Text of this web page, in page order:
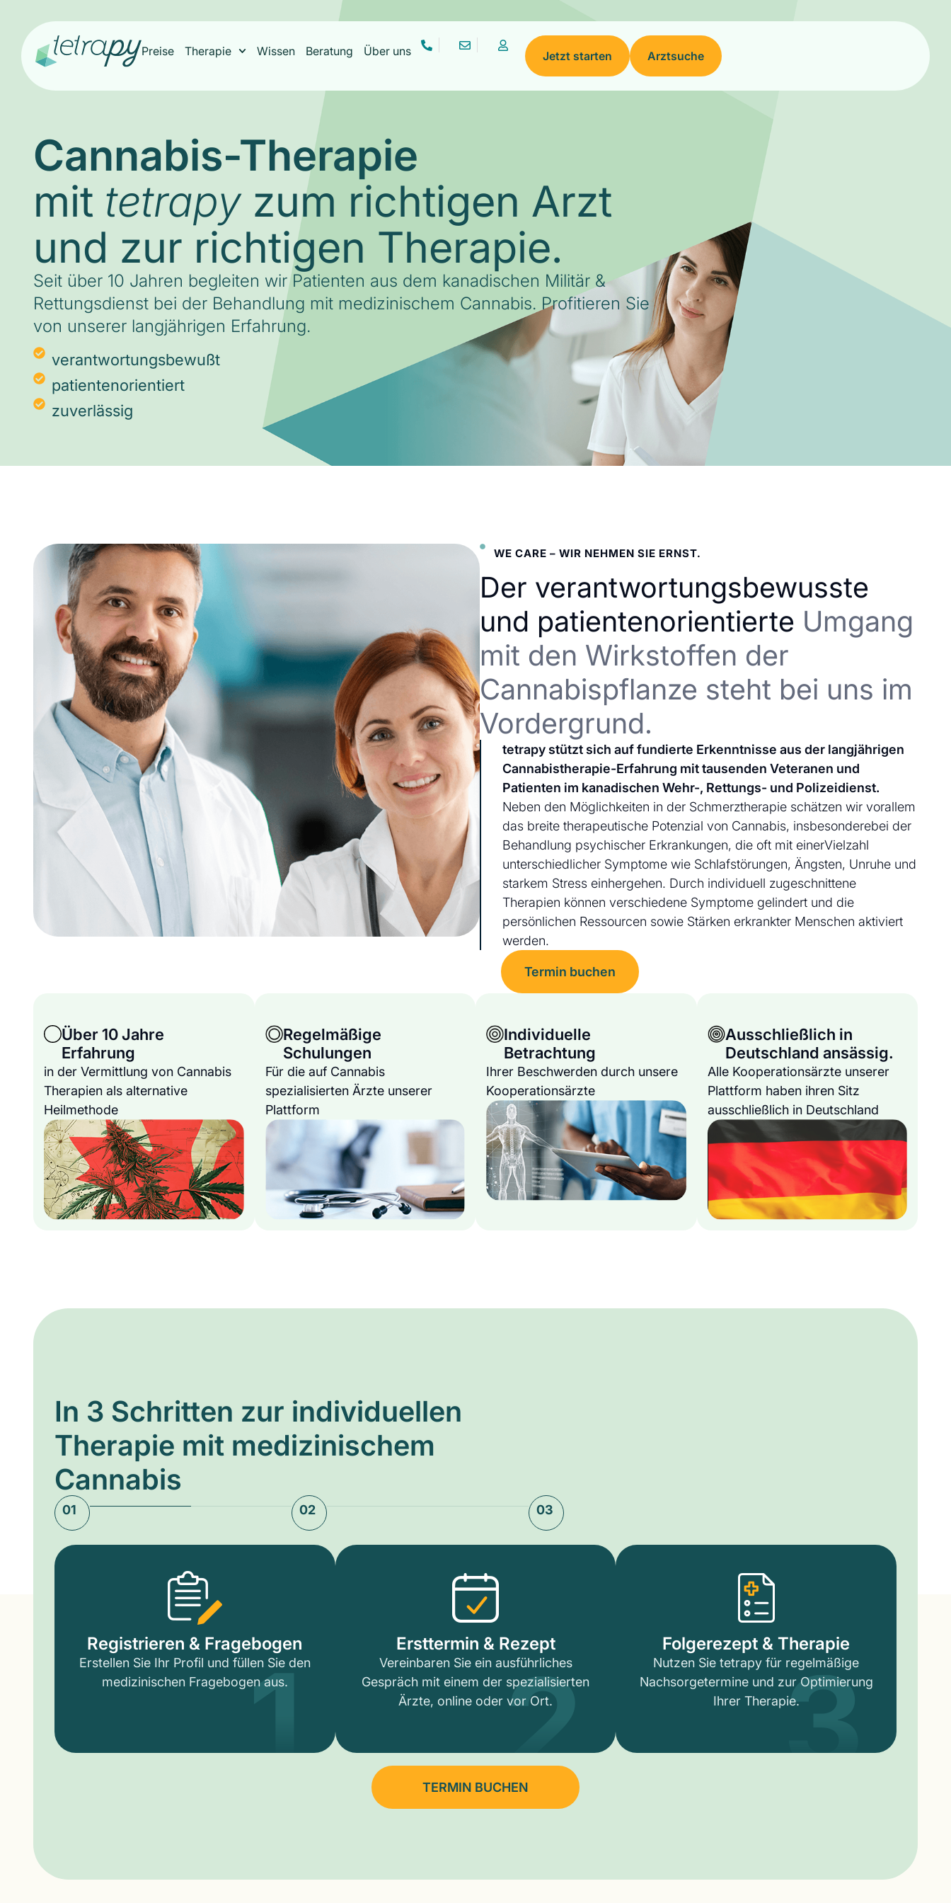
Preise Therapie Wissen Beratung Über uns Jetzt starten Arztsuche
Cannabis-Therapie
mit tetrapyzum richtigen Arzt
und zur richtigen Therapie.
Seit über 10 Jahren begleiten wir Patienten aus dem kanadischen Militär &
Rettungsdienst bei der Behandlung mit medizinischem Cannabis. Profitieren Sie
von unserer langjährigen Erfahrung.
verantwortungsbewußt
patientenorientiert
zuverlässig
WE CARE – WIR NEHMEN SIE ERNST.
Der verantwortungsbewusste
und patientenorientierte Umgang
mit den Wirkstoffen der
Cannabispflanze steht bei uns im
Vordergrund.
tetrapy stützt sich auf fundierte Erkenntnisse aus der langjährigen
Cannabistherapie-Erfahrung mit tausenden Veteranen und
Patienten im kanadischen Wehr-, Rettungs- und Polizeidienst.
Neben den Möglichkeiten in der Schmerztherapie schätzen wir vorallem
das breite therapeutische Potenzial von Cannabis, insbesonderebei der
Behandlung psychischer Erkrankungen, die oft mit einerVielzahl
unterschiedlicher Symptome wie Schlafstörungen, Ängsten, Unruhe und
starkem Stress einhergehen. Durch individuell zugeschnittene
Therapien können verschiedene Symptome gelindert und die
persönlichen Ressourcen sowie Stärken erkrankter Menschen aktiviert
werden.
Termin buchen
Über 10 Jahre
Erfahrung
in der Vermittlung von Cannabis
Therapien als alternative
Heilmethode
Regelmäßige
Schulungen
Für die auf Cannabis
spezialisierten Ärzte unserer
Plattform
Individuelle
Betrachtung
Ihrer Beschwerden durch unsere
Kooperationsärzte
Ausschließlich in
Deutschland ansässig.
Alle Kooperationsärzte unserer
Plattform haben ihren Sitz
ausschließlich in Deutschland
In 3 Schritten zur individuellen
Therapie mit medizinischem
Cannabis
01 02 03
Registrieren & Fragebogen
Erstellen Sie Ihr Profil und füllen Sie den
medizinischen Fragebogen aus.
1 Ersttermin & Rezept
Vereinbaren Sie ein ausführliches
Gespräch mit einem der spezialisierten
Ärzte, online oder vor Ort.
2 Folgerezept & Therapie
Nutzen Sie tetrapy für regelmäßige
Nachsorgetermine und zur Optimierung
Ihrer Therapie.3
TERMIN BUCHEN